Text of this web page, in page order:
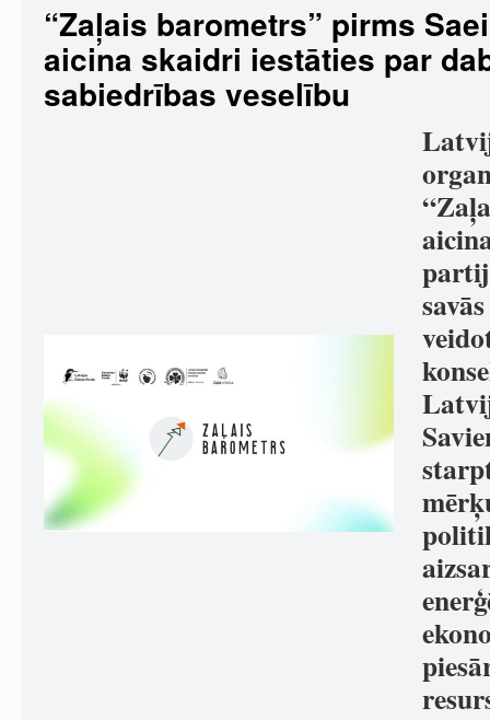
“Zaļais barometrs” pirms
aicina skaidri iestāties par
sabiedrības veselību